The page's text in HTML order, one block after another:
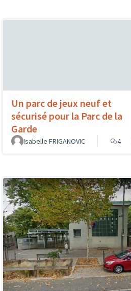
Un parc de jeux neuf et
sécurisé pour la Parc de la
Garde
Isabelle FRIGANOVIC 4